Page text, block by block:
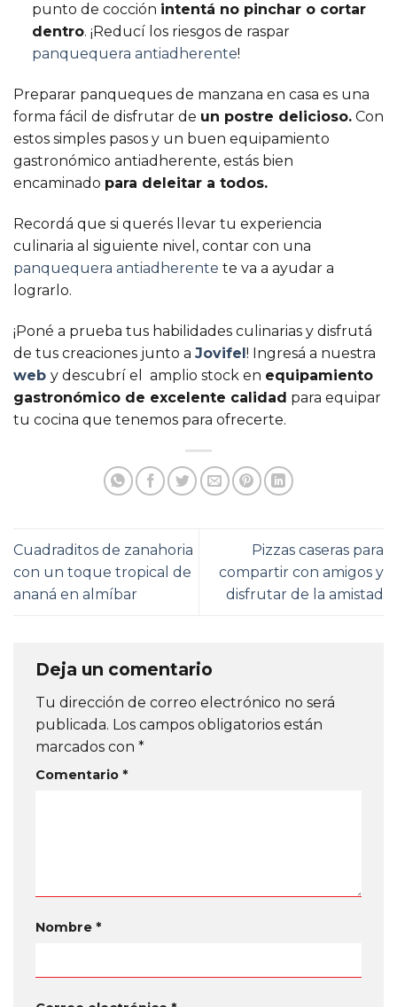
punto de cocción intentá no pinchar o cortar
dentro. ¡Reducí los riesgos de raspar
panquequera antiadherente!
Preparar panqueques de manzana en casa es una
forma fácil de disfrutar de un postre delicioso. Con
estos simples pasos y un buen equipamiento
gastronómico antiadherente, estás bien
encaminado para deleitar a todos.
Recordá que si querés llevar tu experiencia
culinaria al siguiente nivel, contar con una
panquequera antiadherente te va a ayudar a
lograrlo.
¡Poné a prueba tus habilidades culinarias y disfrutá
de tus creaciones junto a Jovifel! Ingresá a nuestra
web y descubrí el amplio stock en equipamiento
gastronómico de excelente calidad para equipar
tu cocina que tenemos para ofrecerte.
Cuadraditos de zanahoria
con un toque tropical de
ananá en almíbar
Pizzas caseras para
compartir con amigos y
disfrutar de la amistad
Deja un comentario
Tu dirección de correo electrónico no será
publicada. Los campos obligatorios están
marcados con *
Comentario *
Nombre *